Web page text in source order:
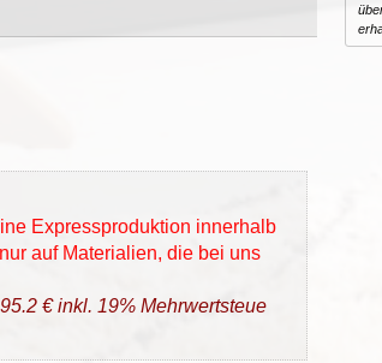
Expressproduktion innerhalb
auf Materialien, die bei uns
€ inkl. 19% Mehrwertsteue